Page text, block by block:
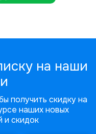
на наши
получить скидку на
наших новых
и скидок